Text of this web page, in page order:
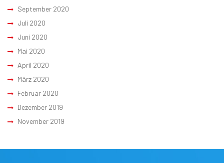
September 2020
Juli 2020
Juni 2020
Mai 2020
April 2020
März 2020
Februar 2020
Dezember 2019
November 2019